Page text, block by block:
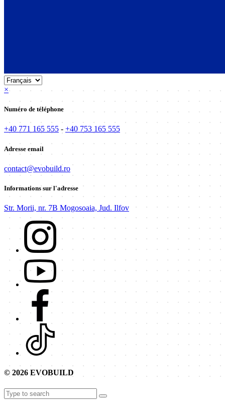
×
Numéro de téléphone
+40 771 165 555 - +40 753 165 555
Adresse email
contact@evobuild.ro
Informations sur l'adresse
Str. Morii, nr. 7B Mogosoaia, Jud. Ilfov
© 2026 EVOBUILD